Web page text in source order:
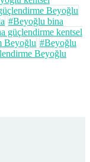
Beyoğlu
#Beyoğlu bina
güçlendirme kentsel
Beyoğlu #Beyoğlu
Beyoğlu